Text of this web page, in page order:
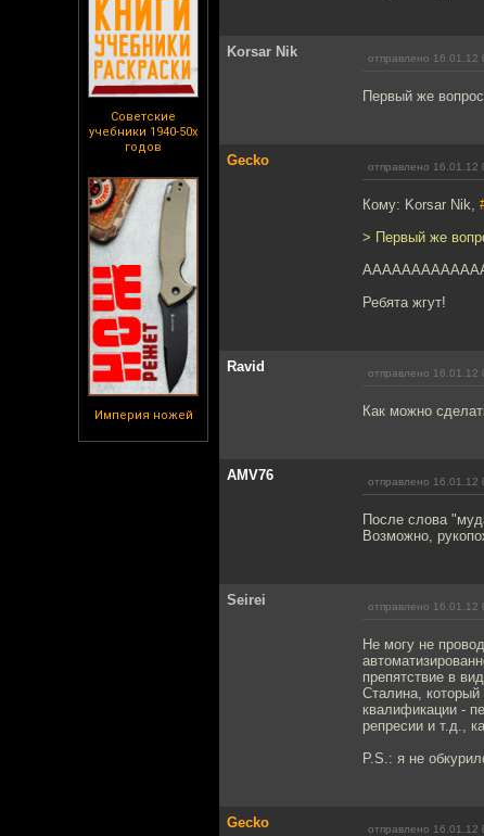
Советские
учебники 1940-50х
годов
Империя ножей
Korsar Nik отправлено 16.01.12
Первый же
Gecko отправлено 16.01.12
Кому: Korsar Nik,
> Первый же
Ребята жгут!
Ravid отправлено 16.01.12
Как можно
AMV76 отправлено 16.01.12
После слова
Возможно,
Seirei отправлено 16.01.12
Не могу не
препятствие в
Сталина, который
квалификации -
репресии и т.д.,
P.S.: я не
Gecko отправлено 16.01.12